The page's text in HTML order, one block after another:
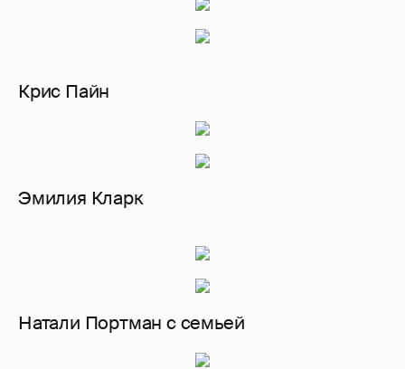
Крис Пайн
Эмилия Кларк
Натали Портман с семьей